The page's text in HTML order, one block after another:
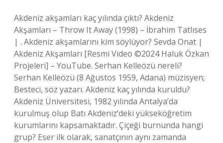
Akdeniz akşamları kaç yılında çıktı? Akdeniz
Akşamları – Throw It Away (1998) – İbrahim Tatlıses
| . Akdeniz akşamlarını kim söylüyor? Sevda Onat |
Akdeniz Akşamları [Resmi Video ©2024 Haluk Özkan
Projeleri] – YouTube. Serhan Kelleözü nereli?
Serhan Kelleözü (8 Ağustos 1959, Adana) müzisyen;
Besteci, söz yazarı. Akdeniz kaç yılında kuruldu?
Akdeniz Üniversitesi, 1982 yılında Antalya’da
kurulmuş olup Batı Akdeniz’deki yükseköğretim
kurumlarını kapsamaktadır. Çiçeği burnunda hangi
grup? Eser ilk olarak, sanatçının aynı zamanda